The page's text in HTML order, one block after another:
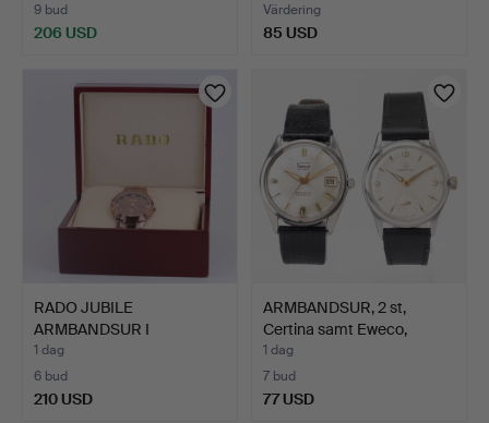
9 bud
206 USD
Värdering
85 USD
RADO JUBILE
ARMBANDSUR I
VOLFRAM.
1 dag
6 bud
210 USD
ARMBANDSUR, 2 st,
Certina samt Eweco,
manu…
1 dag
7 bud
77 USD